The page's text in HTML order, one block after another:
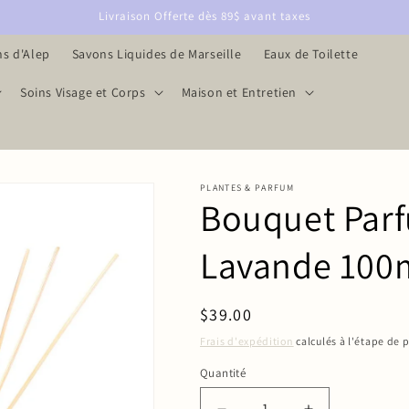
Livraison Offerte dès 89$ avant taxes
d'Alep Savons Liquides de Marseille Eaux de Toilette
Soins Visage et Corps Maison et Entretien
PLANTES & PARFUM
Bouquet
Lavande
Prix
habituel
$39.00
Frais d'expédition calculés à l'étape de
Quantité
Quantité